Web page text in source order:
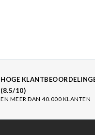
HOGE
(8.5/10)
EN MEER DAN 40.000 KLANTEN